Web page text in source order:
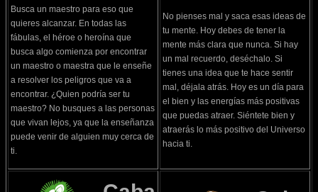
Busca un maestro para eso que
quieres alcanzar. En todas las
fábulas, el héroe o heroína que
busca algo comienza por encontrar
un maestro o maestra que le enseñe
a resolver los peligros que va a
encontrar. ¿Quien podría ser tu
maestro? No busques a las personas
que vivan lejos, ya que la enseñanza
puede venir de alguien muy cerca de
ti.
No pienses mal y saca esas ideas de
tu mente. Hoy debes de tener la
mente más clara que nunca. Si hay
un mal recuerdo, deséchalo. Si
tienes una idea que te hace sentir
mal, déjala atrás. Hoy es un día para
el bien y las energías más positivas
que puedas atraer. Siéntete bien y
atraerás lo más positivo del Universo
hacia ti.